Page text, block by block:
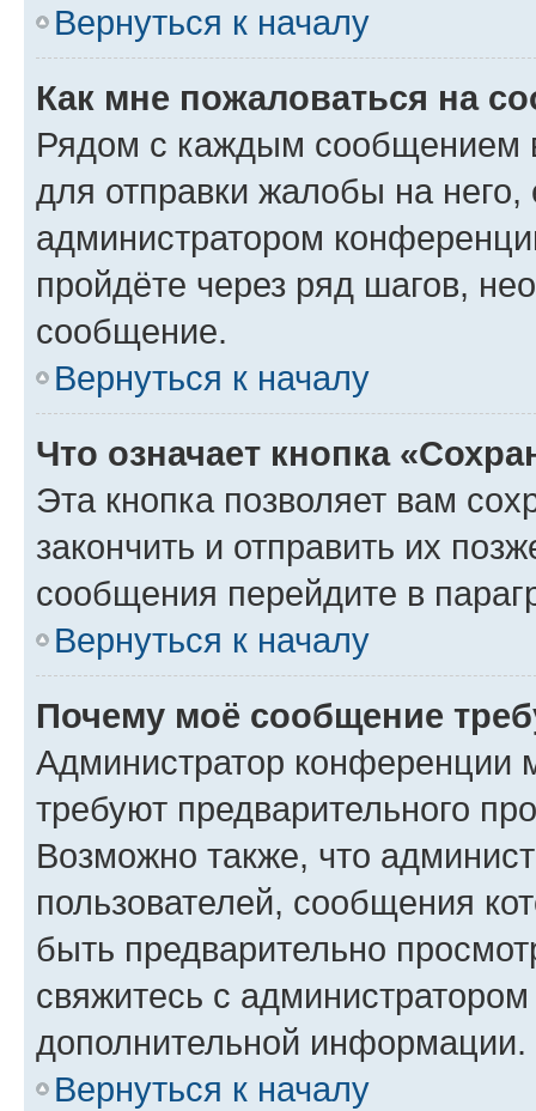
Вернуться к началу
Как мне пожаловаться на
Рядом с каждым сообщением
для отправки жалобы на
администратором
пройдёте через ряд шагов,
сообщение.
Вернуться к началу
Что означает кнопка
Эта кнопка позволяет вам
закончить и отправить их
сообщения перейдите в
Вернуться к началу
Почему моё сообщение
Администратор конференции
требуют предварительного
Возможно также, что
пользователей, сообщения
быть предварительно
свяжитесь с
дополнительной информации.
Вернуться к началу